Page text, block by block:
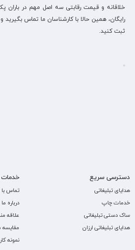
خلاقانه و قیمت رقابتی سه اصل مهم در باران
رایگان، همین حالا با کارشناسان ما تماس
ثبت کنید.
دسترسی سریع
هدایای تبلیغاتی
خدمات چاپ
ساک دستی تبلیغاتی
هدایای تبلیغاتی ارزان
تماس با
درباره ما
علاقه
نمونه